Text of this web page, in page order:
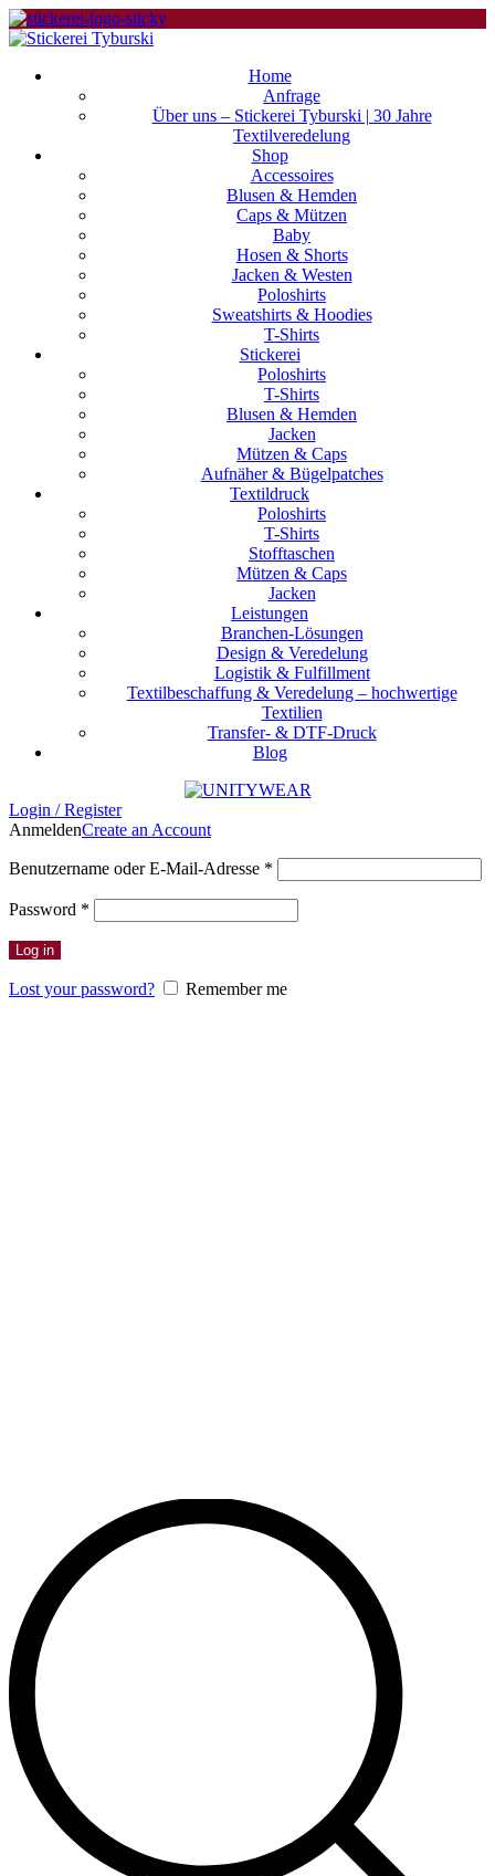
Home
Anfrage
Über uns – Stickerei Tyburski | 30 Jahre
Textilveredelung
Shop
Accessoires
Blusen & Hemden
Caps & Mützen
Baby
Hosen & Shorts
Jacken & Westen
Poloshirts
Sweatshirts & Hoodies
T-Shirts
Stickerei
Poloshirts
T-Shirts
Blusen & Hemden
Jacken
Mützen & Caps
Aufnäher & Bügelpatches
Textildruck
Poloshirts
T-Shirts
Stofftaschen
Mützen & Caps
Jacken
Leistungen
Branchen-Lösungen
Design & Veredelung
Logistik & Fulfillment
Textilbeschaffung & Veredelung – hochwertige
Textilien
Transfer- & DTF-Druck
Blog
Login / Register
AnmeldenCreate an Account
Benutzername oder E-Mail-Adresse *
Password *
Log in
Lost your password? Remember me